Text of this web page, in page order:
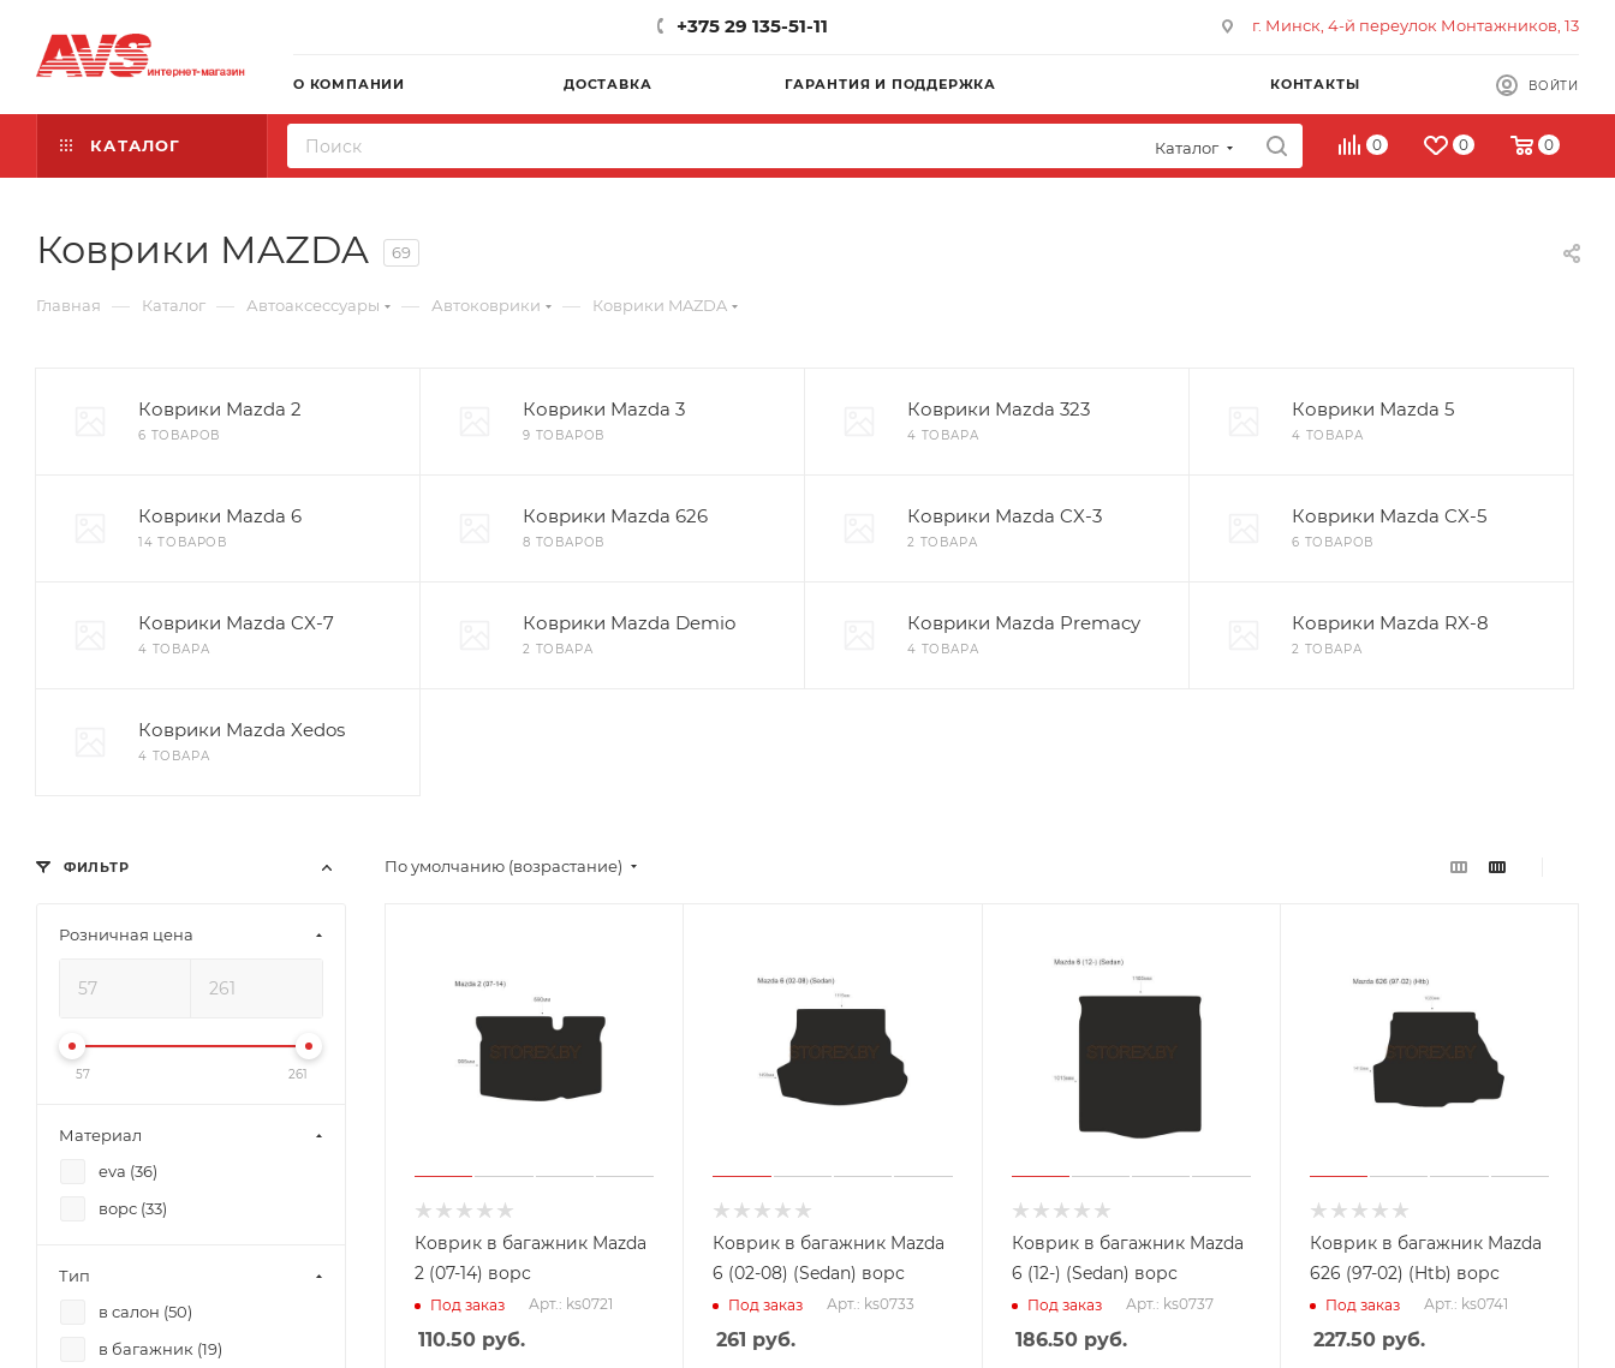
+375 29 135-51-11 г. Минск, 4-й переулок Монтажников, 13
О КОМПАНИИ ДОСТАВКА ГАРАНТИЯ И ПОДДЕРЖКА КОНТАКТЫ ВОЙТИ
КАТАЛОГ Каталог 0 0 0
Коврики MAZDA 69
Главная — Каталог — Автоаксессуары — Автоковрики — Коврики MAZDA
Коврики Mazda 2
6 ТОВАРОВ
Коврики Mazda 3
9 ТОВАРОВ
Коврики Mazda 323
4 ТОВАРА
Коврики Mazda 5
4 ТОВАРА
Коврики Mazda 6
14 ТОВАРОВ
Коврики Mazda 626
8 ТОВАРОВ
Коврики Mazda CX-3
2 ТОВАРА
Коврики Mazda CX-5
6 ТОВАРОВ
Коврики Mazda CX-7
4 ТОВАРА
Коврики Mazda Demio
2 ТОВАРА
Коврики Mazda Premacy
4 ТОВАРА
Коврики Mazda RX-8
2 ТОВАРА
Коврики Mazda Xedos
4 ТОВАРА
По умолчанию (возрастание)
Коврик в багажник Mazda
2 (07-14) ворс
Под заказ Арт.: ks0721
110.50 руб.
Коврик в багажник Mazda
6 (02-08) (Sedan) ворс
Под заказ Арт.: ks0733
261 руб.
Коврик в багажник Mazda
6 (12-) (Sedan) ворс
Под заказ Арт.: ks0737
186.50руб.
Коврик в багажник Mazda
626 (97-02) (Htb) ворс
Под заказ Арт.: ks0741
227.50руб.
ФИЛЬТР
Розничная цена
57 261
Материал
eva (36)
ворс (33)
Тип
в салон (50)
в багажник (19)